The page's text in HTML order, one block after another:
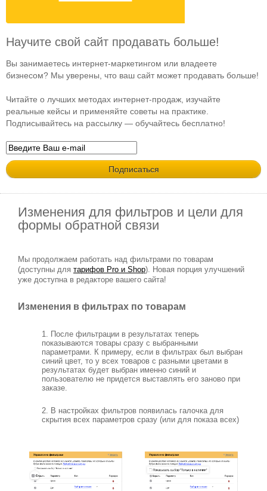
Научите свой сайт продавать больше!
Вы занимаетесь интернет-маркетингом или владеете
бизнесом? Мы уверены, что ваш сайт может продавать больше!
Читайте о лучших методах интернет-продаж, изучайте
реальные кейсы и применяйте советы на практике.
Подписывайтесь на рассылку — обучайтесь бесплатно!
Изменения для фильтров и цели для
формы обратной связи
Мы продолжаем работать над фильтрами по товарам
(доступны для тарифов Pro и Shop). Новая порция улучшений
уже доступна в редакторе вашего сайта!
Изменения в фильтрах по товарам
1. После фильтрации в результатах теперь
показываются товары сразу с выбранными
параметрами. К примеру, если в фильтрах был выбран
синий цвет, то у всех товаров с разными цветами в
результатах будет выбран именно синий и
пользователю не придется выставлять его заново при
заказе.
2. В настройках фильтров появилась галочка для
скрытия всех параметров сразу (или для показа всех)